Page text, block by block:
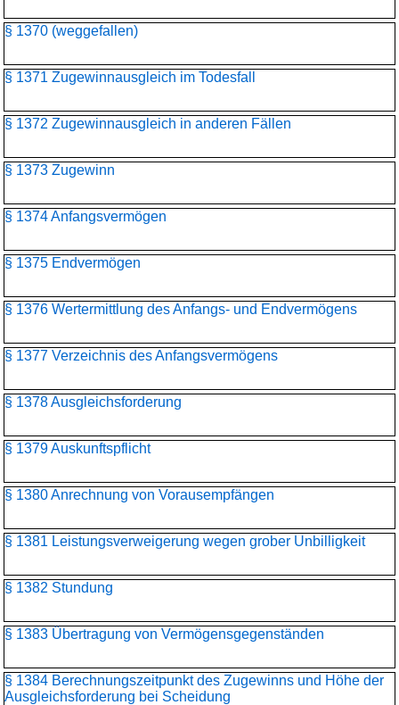
§ 1370 (weggefallen)
§ 1371 Zugewinnausgleich im Todesfall
§ 1372 Zugewinnausgleich in anderen Fällen
§ 1373 Zugewinn
§ 1374 Anfangsvermögen
§ 1375 Endvermögen
§ 1376 Wertermittlung des Anfangs- und Endvermögens
§ 1377 Verzeichnis des Anfangsvermögens
§ 1378 Ausgleichsforderung
§ 1379 Auskunftspflicht
§ 1380 Anrechnung von Vorausempfängen
§ 1381 Leistungsverweigerung wegen grober Unbilligkeit
§ 1382 Stundung
§ 1383 Übertragung von Vermögensgegenständen
§ 1384 Berechnungszeitpunkt des Zugewinns und Höhe der
Ausgleichsforderung bei Scheidung